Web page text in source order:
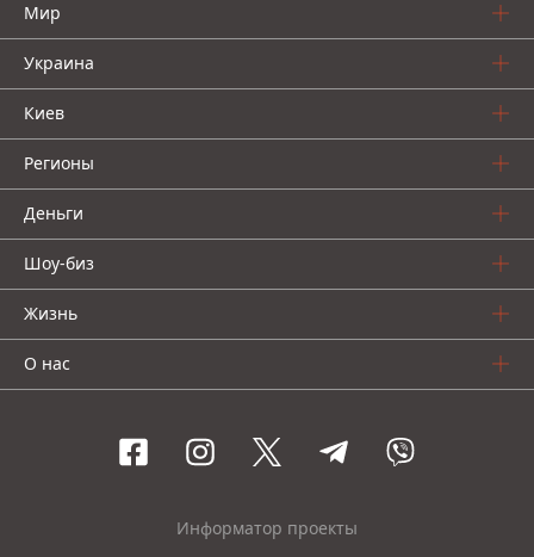
Мир
Украина
Киев
Регионы
Деньги
Шоу-биз
Жизнь
О нас
Информатор проекты